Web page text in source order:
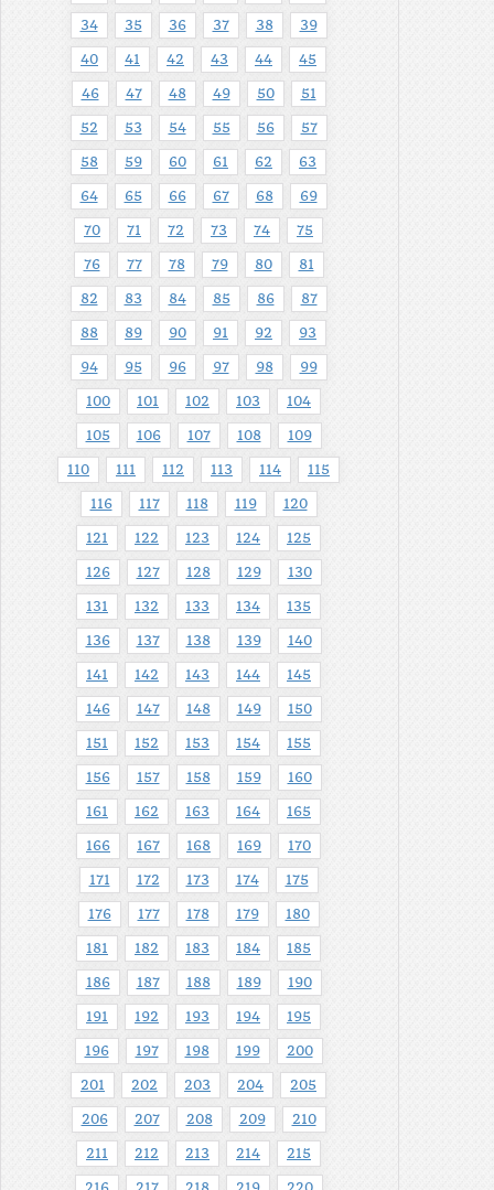
34 35 36 37 38 39
40 41 42 43 44 45
46 47 48 49 50 51
52 53 54 55 56 57
58 59 60 61 62 63
64 65 66 67 68 69
70 71 72 73 74 75
76 77 78 79 80 81
82 83 84 85 86 87
88 89 90 91 92 93
94 95 96 97 98 99
100 101 102 103 104
105 106 107 108 109
110 111 112 113 114 115
116 117 118 119 120
121 122 123 124 125
126 127 128 129 130
131 132 133 134 135
136 137 138 139 140
141 142 143 144 145
146 147 148 149 150
151 152 153 154 155
156 157 158 159 160
161 162 163 164 165
166 167 168 169 170
171 172 173 174 175
176 177 178 179 180
181 182 183 184 185
186 187 188 189 190
191 192 193 194 195
196 197 198 199 200
201 202 203 204 205
206 207 208 209 210
211 212 213 214 215